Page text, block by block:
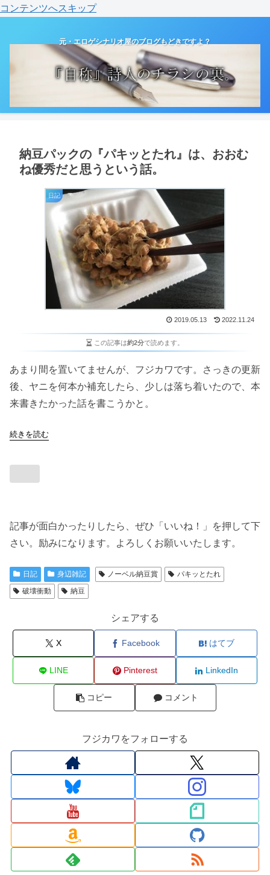
コンテンツへスキップ
元・エロゲシナリオ屋のブログもどきですよ？
納豆パックの『パキッとたれ』は、おおむ
ね優秀だと思うという話。
日記
2019.05.13 2022.11.24
この記事は約2分で読めます。
あまり間を置いてませんが、フジカワです。さっきの更新
後、ヤニを何本か補充したら、少しは落ち着いたので、本
来書きたかった話を書こうかと。
続きを読む
記事が面白かったりしたら、ぜひ「いいね！」を押して下
さい。励みになります。よろしくお願いいたします。
日記 身辺雑記 ノーベル納豆賞
パキッとたれ
破壊衝動
納豆
シェアする
X Facebook はてブ
LINE Pinterest LinkedIn
コピー コメント
フジカワをフォローする